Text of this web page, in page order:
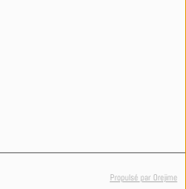
Propulsé par Orejime
Deborah Lukalu - Ma Lumière (